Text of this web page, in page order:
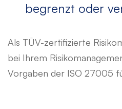
begrenzt oder
Als TÜV-zertifizierte
bei Ihrem
Vorgaben der ISO 27005